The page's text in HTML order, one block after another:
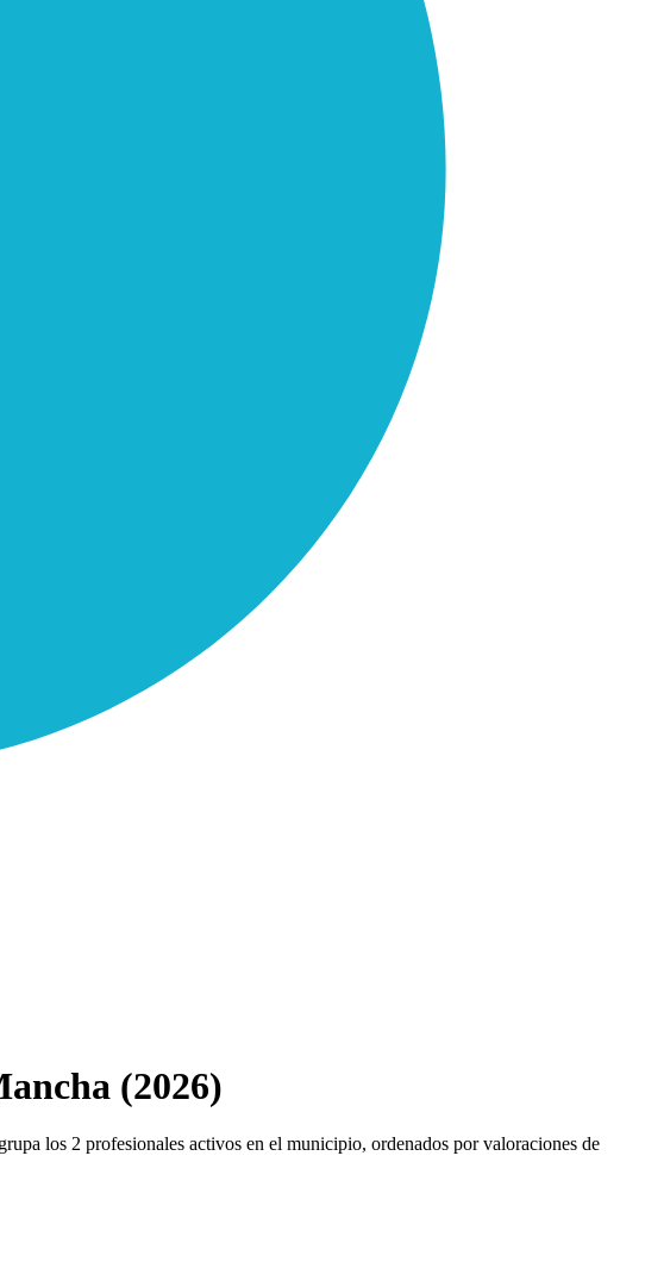
(2026)
los 2 profesionales activos en el municipio, ordenados por valoraciones de